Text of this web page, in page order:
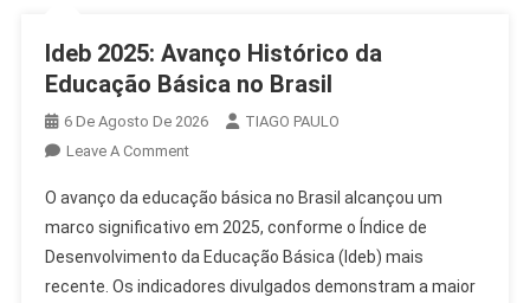
Ideb 2025: Avanço Histórico da
Educação Básica no Brasil
6 De Agosto De 2026
TIAGO PAULO
Leave A CommentOn
2025:
Avanço
Histórico
Da
O avanço da educação básica no Brasil alcançou um
marco significativo em 2025, conforme o Índice de
Desenvolvimento da Educação Básica (Ideb) mais
recente. Os indicadores divulgados demonstram a maior